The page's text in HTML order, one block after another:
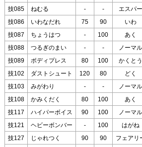
技085 ねむる - - エスパー
技086 いわなだれ 75 90 いわ
技087 ちょうはつ - 100 あく
技088 つるぎのまい - - ノーマル
技089 ボディプレス 80 100 かくとう
技102 ダストシュート 120 80 どく
技103 みがわり - - ノーマル
技108 かみくだく 80 100 あく
技117 ハイパーボイス 90 100 ノーマル
技121 ヘビーボンバー - 100 はがね
技127 じゃれつく 90 90 フェアリ